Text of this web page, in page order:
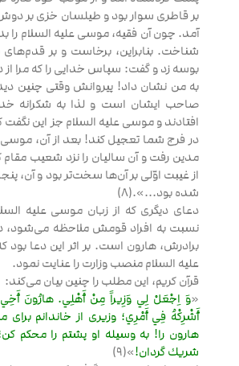
بر قاطرى سوار بود و طيلسان خزى بر
آمد. چون آن فقيه، موسى عليه السلام را
شناخت. بنابراين، برخاست و بر قدم‌هاى
بوسه زد و گفت: سپاس خدايى را كه مرا از
به من نشان داد! پيروانش وقتى چنين
صاحب ايشان است و لذا به شكرانه
افتادند و موسى عليه السلام جز اين نگفت
در فرج شما تعجيل كند! بعد از آن،
مدين رفت و آن ساليان را نزد شعيب مقام
از غيبت اوّلى بر آن‌ها سخت‌تر بود و آن،
شده بود...».(8)
دعاى ديگرى كه از زبان موسى عليه
نسبت به افراد قومش ملاحظه مى‌شود،
برادرش، هارون است. بر اثر اين دعا بود
عليه السلام منصب وزارت را عنايت نمود.
قرآن كريم، اين مطلب را چنين بيان مى‌كند:
«وَ اِجْعَلْ لِي وَزِيراً مِنْ أَهْلِي. هارُونَ
أَشْرِكْهُ فِي أَمْرِي؛ وزيرى از خاندانم براى
هارون را! به وسيله او پشتم را محكم
شريك گردان!»(9)